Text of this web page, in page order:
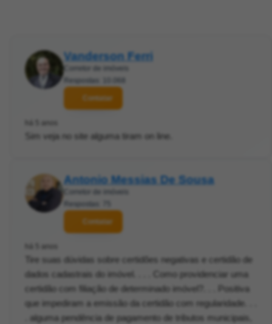
Vanderson Ferri
Corretor de imóveis
Respostas: 10.068
Contatar
há 5 anos
Sim veja no site alguma tiram on line.
Antonio Messias De Sousa
Corretor de imóveis
Respostas: 75
Contatar
há 5 anos
Tire suas dúvidas sobre certidões negativas e certidão de
dados cadastrais do imóvel. . . . Como providenciar uma
certidão com filiação de determinado imóvel?. . . Positiva
que impediram a emissão da certidão com regularidade. . .
. alguma pendência de pagamento de tributos municipais,